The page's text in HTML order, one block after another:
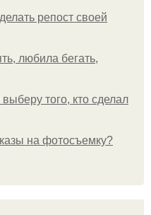
репост своей
любила бегать,
того, кто сделал
на фотосъемку?